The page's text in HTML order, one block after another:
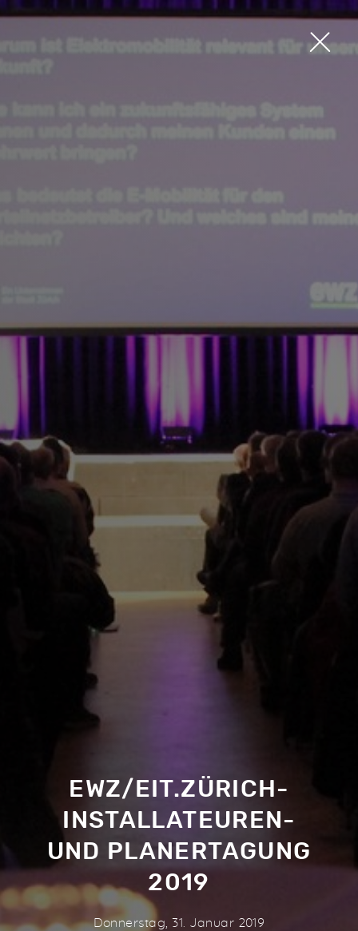
EWZ/EIT.ZÜRICH-
INSTALLATEUREN-
UND PLANERTAGUNG
2019
Donnerstag, 31. Januar 2019